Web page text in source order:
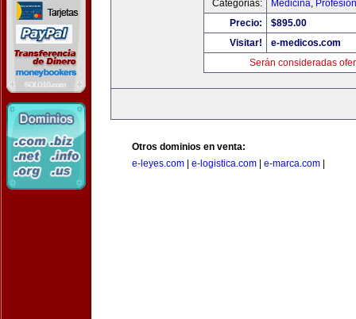
Categorias:
Medicina,
Precio:
$895.00
Visitar!
e-medicos.com
Serán consideradas
Otros dominios en venta:
e-leyes.com
e-logistica.com e-marca.com